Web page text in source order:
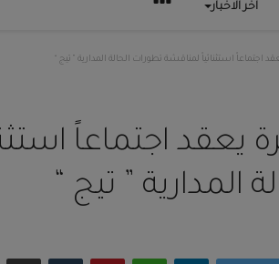
اخر الاخبار
اجتماعاً استثنائياً لمناقشة تطورات الحالة المدارية ” تيج “
يعقد اجتماعاً
المدارية ” تيج “